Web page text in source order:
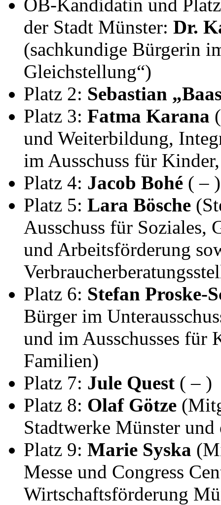
OB-Kandidatin und
der Stadt Münster: Dr.
(sachkundige Bürgerin
Gleichstellung“)
Platz 2: Sebastian
Platz 3: Fatma Karana
und Weiterbildung,
im Ausschuss für
Platz 4: Jacob Bohé ( – )
Platz 5: Lara Bösche
Ausschuss für Soziales,
und Arbeitsförderung
Platz 6: Stefan Proske-
Bürger im
und im Ausschusses für
Familien)
Platz 7: Jule Quest ( – )
Platz 8: Olaf Götze
Stadtwerke Münster
Platz 9: Marie Syska
Messe und Congress
Wirtschaftsförderung